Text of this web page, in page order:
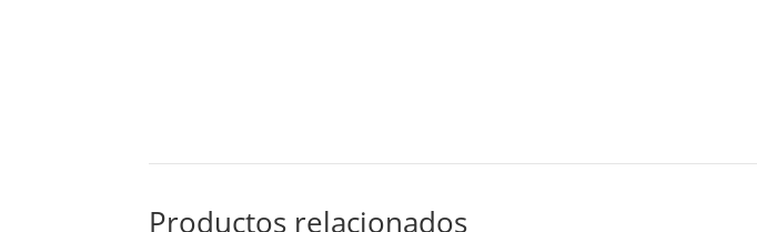
Productos relacionados